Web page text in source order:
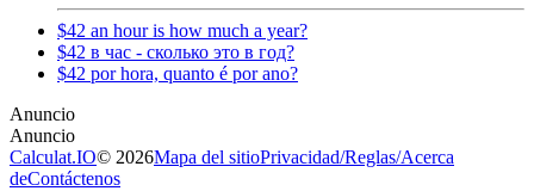
$42 an hour is how much a year?
$42 в час - сколько это в год?
$42 por hora, quanto é por ano?
Calculat.IO© 2026Mapa del sitioPrivacidad/Reglas/Acerca
deContáctenos